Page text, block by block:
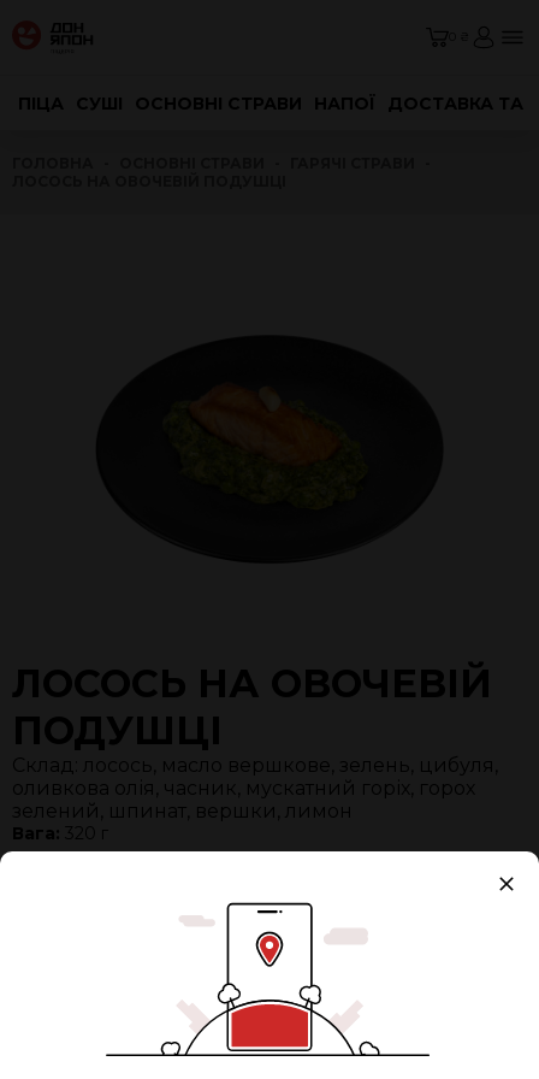
ПІЦА СУШІ ОСНОВНІ СТРАВИ НАПОЇ ДОСТАВКА ТА
ЛОСОСЬ НА ОВОЧЕВІЙ
ПОДУШЦІ
Склад: лосось, масло вершкове, зелень, цибуля,
оливкова олія, часник, мускатний горіх, горох
зелений, шпинат, вершки, лимон
Вага: 320 г
Разом: